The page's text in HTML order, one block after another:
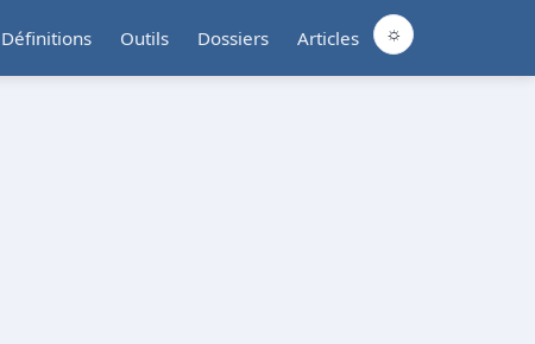
Définitions Outils Dossiers Articles ☼